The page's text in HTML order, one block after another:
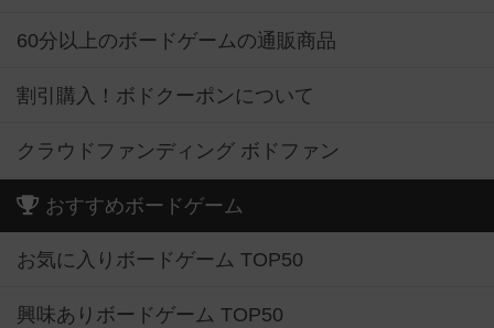
60分以上のボードゲームの通販商品
割引購入！ボドクーポンについて
クラウドファンディング ボドファン
おすすめボードゲーム
お気に入りボードゲーム TOP50
興味ありボードゲーム TOP50